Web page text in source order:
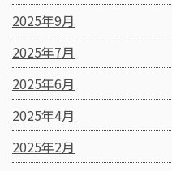
2025年9月
2025年7月
2025年6月
2025年4月
2025年2月